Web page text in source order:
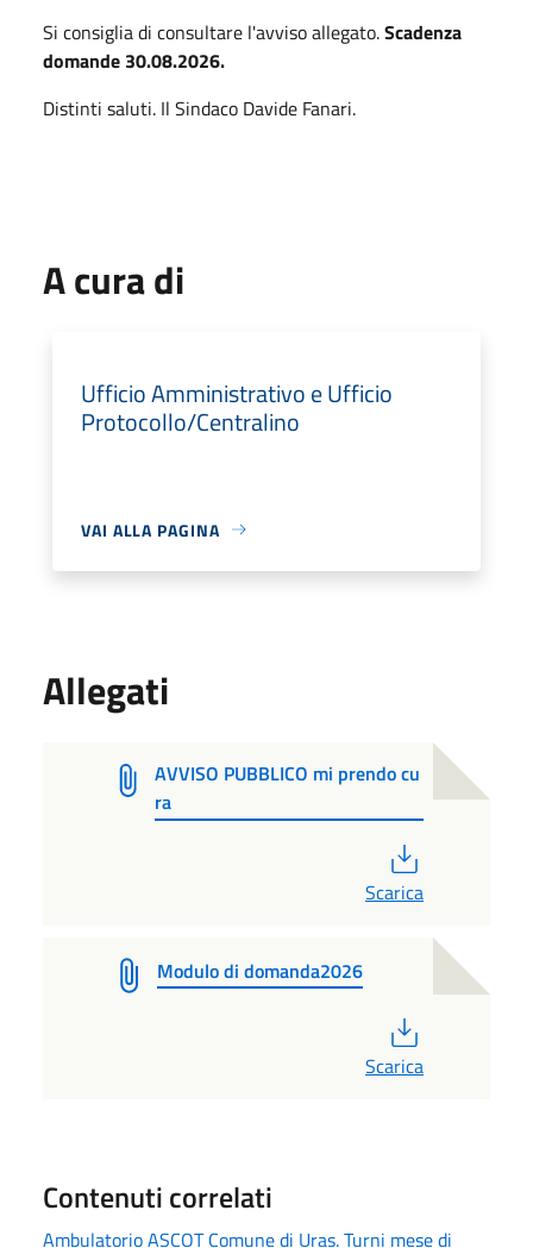
Si consiglia di consultare l'avviso allegato.Scadenza
domande 30.08.2026.
Distinti saluti. Il Sindaco Davide Fanari.
A cura di
Ufficio Amministrativo e Ufficio
Protocollo/Centralino
VAI ALLA PAGINA
Allegati
AVVISO PUBBLICO mi prendo cu
ra
Scarica
Modulo di domanda2026
Scarica
Contenuti correlati
Ambulatorio ASCOT Comune di Uras. Turni mese di